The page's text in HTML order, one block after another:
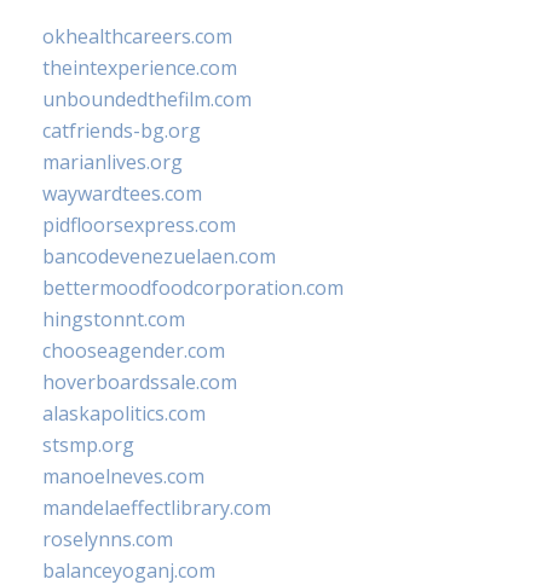
okhealthcareers.com
theintexperience.com
unboundedthefilm.com
catfriends-bg.org
marianlives.org
waywardtees.com
pidfloorsexpress.com
bancodevenezuelaen.com
bettermoodfoodcorporation.com
hingstonnt.com
chooseagender.com
hoverboardssale.com
alaskapolitics.com
stsmp.org
manoelneves.com
mandelaeffectlibrary.com
roselynns.com
balanceyoganj.com